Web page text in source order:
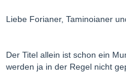
Liebe Forianer, Taminoianer
Der Titel allein ist schon ein
werden ja in der Regel nicht